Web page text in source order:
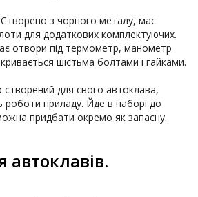
з чорного металу, має
для додаткових комплектуючих.
отвори під термометр, манометр
шістьма болтами і гайками.
створений для свого автоклава,
роботи приладу. Йде в наборі до
автоклавів.